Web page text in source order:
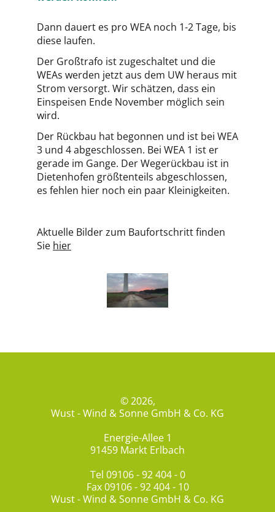
Dann dauert es pro WEA noch 1-2 Tage, bis
diese laufen.
Der Großtrafo ist zugeschaltet und die
WEAs werden jetzt aus dem UW heraus mit
Strom versorgt. Wir schätzen, dass ein
Einspeisen Ende November möglich sein
wird.
Der Rückbau hat begonnen und ist bei WEA
3 und 4 abgeschlossen. Bei WEA 1 ist er
gerade im Gange. Der Wegerückbau ist in
Dietenhofen größtenteils abgeschlossen,
es fehlen hier noch ein paar Kleinigkeiten.
Aktuelle Bilder zum Baufortschritt finden
Sie hier
© 2026,
Wust - Wind & Sonne GmbH & Co. KG
Energie-Allee 1
91459 Markt Erlbach
Tel 09106 - 92 404 - 0
Fax 09106 - 92 404 - 10
Wust - Wind & Sonne GmbH & Co. KG